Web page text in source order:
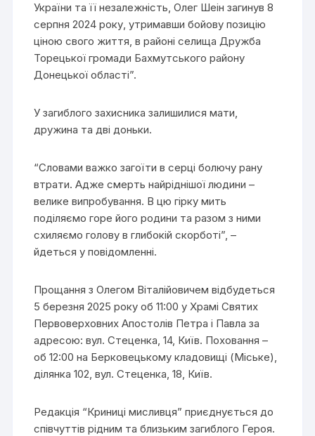
України та її незалежність, Олег Шеін загинув 8
серпня 2024 року, утримавши бойову позицію
ціною свого життя, в районі селища Дружба
Торецької громади Бахмутського району
Донецької області”.
У загиблого захисника залишилися мати,
дружина та дві доньки.
“Словами важко загоїти в серці болючу рану
втрати. Адже смерть найріднішої людини –
велике випробування. В цю гірку мить
поділяємо горе його родини та разом з ними
схиляємо голову в глибокій скорботі”, –
йдеться у повідомленні.
Прощання з Олегом Віталійовичем відбудеться
5 березня 2025 року об 11:00 у Храмі Святих
Первоверховних Апостолів Петра і Павла за
адресою: вул. Стеценка, 14, Київ. Поховання –
об 12:00 на Берковецькому кладовищі (Міське),
ділянка 102, вул. Стеценка, 18, Київ.
Редакція “Криниці мисливця” приєднується до
співчуттів рідним та близьким загиблого Героя.